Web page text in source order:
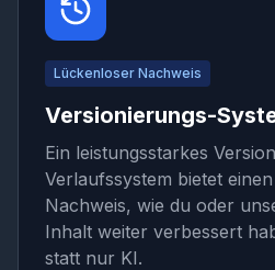
Lückenloser Nachweis
Versionierungs-
Ein leistungsstarkes
Verlaufssystem bietet
Nachweis, wie du oder
Inhalt weiter verbessert
statt nur KI.